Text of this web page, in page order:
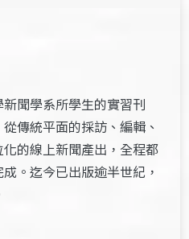
新聞學系所學生的實習刊
傳統平面的採訪、編輯、
的線上新聞產出，全程都
。迄今已出版逾半世紀，